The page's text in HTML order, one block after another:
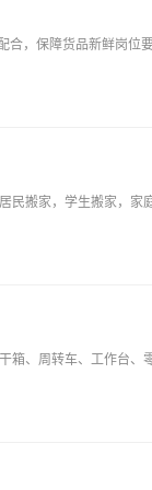
箱、周转车、工作台、